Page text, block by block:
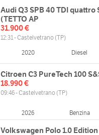
Audi Q3 SPB 40 TDI quattro
(TETTO AP
31.900 €
12:31 - Castelvetrano (TP)
2020 Diesel
Citroen C3 PureTech 100
18.990 €
09:46 - Castelvetrano (TP)
2026 Benzina
Volkswagen Polo 1.0